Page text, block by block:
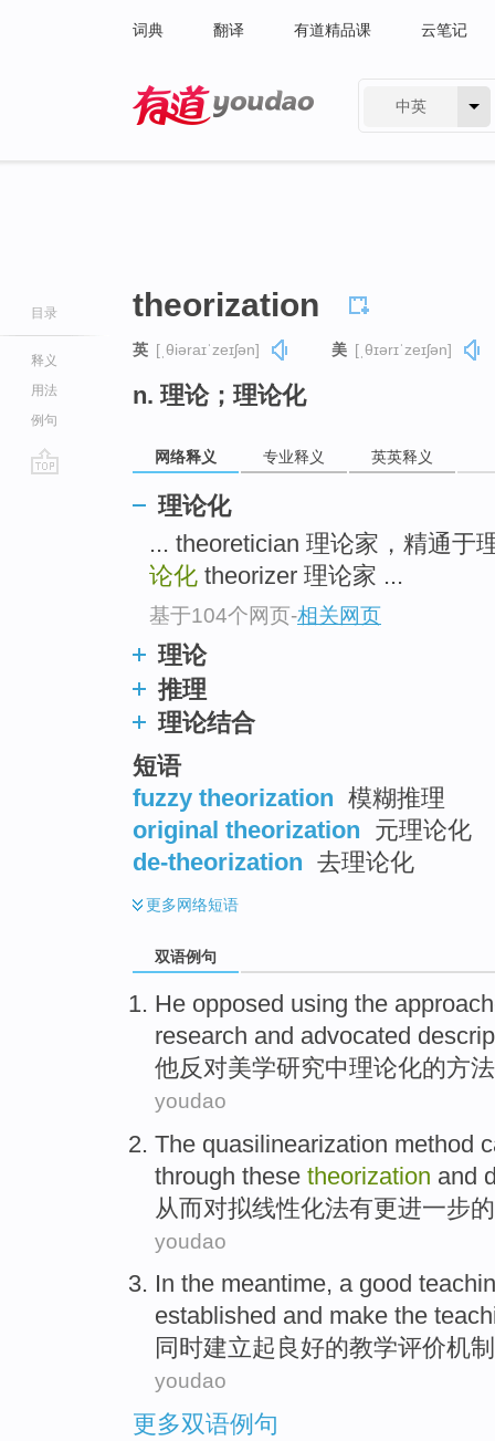
词典 翻译 有道精品课 云笔记
中英
目录
释义
用法
例句
theorization
英 [ˌθiəraɪˈzeɪʃən] 美 [ˌθɪərɪˈzeɪʃən]
n. 理论；理论化
网络释义 专业释义 英英释义
理论化
... theoretician 理论家，精通于
论化 theorizer 理论家 ...
基于104个网页-相关网页
理论
推理
理论结合
短语
fuzzy theorization 模糊推理
original theorization 元理论化
de-theorization 去理论化
更多网络短语
双语例句
He opposed using the
research and advocated
他反对美学研究中理论化的方法
youdao
The quasilinearization method
through these theorization and
从而对拟线性化法有更进一步
youdao
In the meantime, a good
established and make the
同时建立起 良好的教学评价机制
youdao
更多双语例句